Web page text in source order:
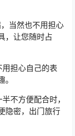
当然也不用担心
，让您随时占
担心自己的表
不方便配合时，
隐密，出门旅行